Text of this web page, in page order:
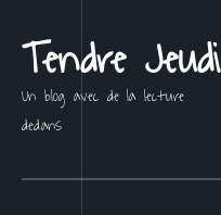
Tendre
Un blog avec de la lecture
dedans